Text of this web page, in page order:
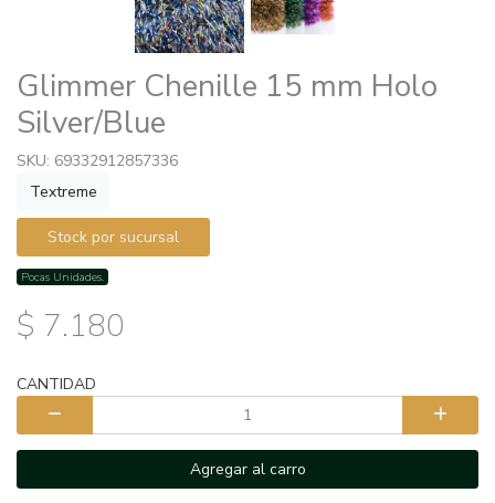
Glimmer Chenille 15 mm Holo
Silver/Blue
SKU: 69332912857336
Textreme
Stock por sucursal
Pocas Unidades.
$ 7.180
CANTIDAD
Agregar al carro